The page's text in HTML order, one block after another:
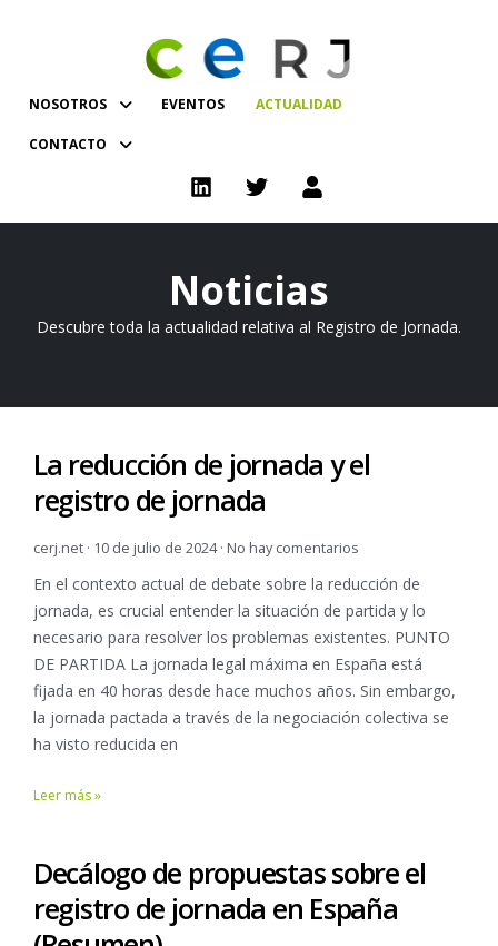
NOSOTROS EVENTOS ACTUALIDAD
CONTACTO
Noticias
Descubre toda la actualidad relativa al Registro de Jornada.
La reducción de jornada y el
registro de jornada
cerj.net 10 de julio de 2024 No hay comentarios
En el contexto actual de debate sobre la reducción de
jornada, es crucial entender la situación de partida y lo
necesario para resolver los problemas existentes. PUNTO
DE PARTIDA La jornada legal máxima en España está
fijada en 40 horas desde hace muchos años. Sin embargo,
la jornada pactada a través de la negociación colectiva se
ha visto reducida en
Leer más »
Decálogo de propuestas sobre el
registro de jornada en España